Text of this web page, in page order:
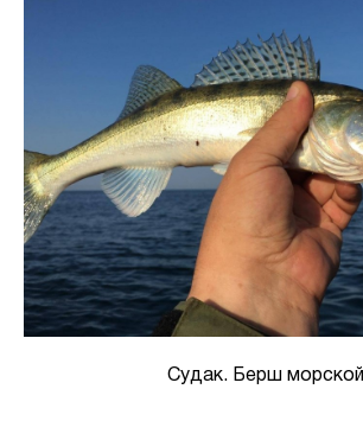
Судак. Берш морской